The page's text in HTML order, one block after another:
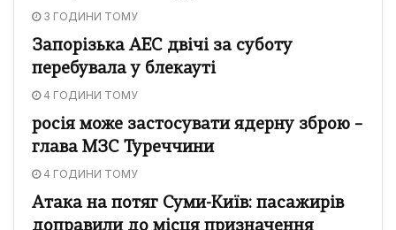
3 ГОДИНИ ТОМУ
Запорізька АЕС двічі за суботу
перебувала у блекауті
4 ГОДИНИ ТОМУ
росія може застосувати ядерну зброю –
глава МЗС Туреччини
4 ГОДИНИ ТОМУ
Атака на потяг Суми-Київ: пасажирів
доправили до місця призначення